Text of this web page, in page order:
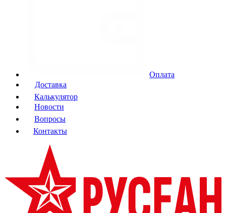
Оплата
Доставка
Калькулятор
Новости
Вопросы
Контакты